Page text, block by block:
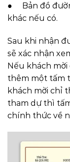
● Bản đồ
khác nếu có.
Sau khi nhận
sẽ xác nhận
Nếu khách mời
thêm một tấm
khách mời chỉ
tham dự thì
chính thức về